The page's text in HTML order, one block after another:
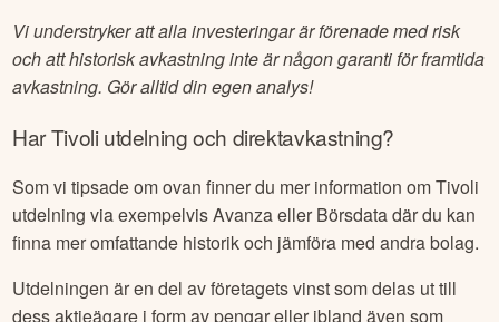
Vi understryker att alla investeringar är förenade med risk
och att historisk avkastning inte är någon garanti för framtida
avkastning. Gör alltid din egen analys!
HarTivoliutdelning och direktavkastning?
Som vi tipsade om ovan finner du mer information omTivoli
utdelning via exempelvis Avanza eller Börsdata där du kan
finna mer omfattande historik och jämföra med andra bolag.
Utdelningen är en del av företagets vinst som delas ut till
dess aktieägare i form av pengar eller ibland även som